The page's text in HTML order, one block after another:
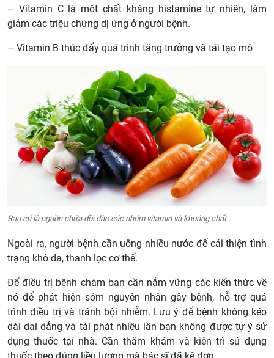
– Vitamin C là một chất kháng histamine tự nhiên, làm
giảm các triệu chứng dị ứng ở người bệnh.
– Vitamin B thúc đẩy quá trình tăng trưởng và tái tạo mô
Rau củ là nguồn chứa dồi dào các nhóm vitamin và khoáng chất
Ngoài ra, người bệnh cần uống nhiều nước để cải thiện tình
trạng khô da, thanh lọc cơ thể.
Để điều trị bệnh chàm bạn cần nắm vững các kiến thức về
nó để phát hiện sớm nguyên nhân gây bệnh, hỗ trợ quá
trình điều trị và tránh bội nhiễm. Lưu ý để bệnh không kéo
dài dai dẳng và tái phát nhiều lần bạn không được tự ý sử
dụng thuốc tại nhà. Cần thăm khám và kiên trì sử dụng